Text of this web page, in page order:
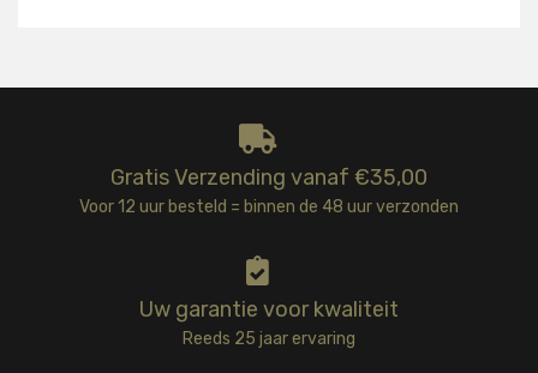
Gratis Verzending vanaf €35,00
Voor 12 uur besteld = binnen de 48 uur verzonden
Uw garantie voor kwaliteit
Reeds 25 jaar ervaring